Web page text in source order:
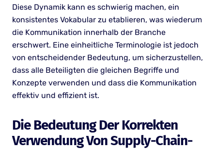
Diese Dynamik kann es schwierig machen, ein
konsistentes Vokabular zu etablieren, was wiederum
die Kommunikation innerhalb der Branche
erschwert. Eine einheitliche Terminologie ist jedoch
von entscheidender Bedeutung, um sicherzustellen,
dass alle Beteiligten die gleichen Begriffe und
Konzepte verwenden und dass die Kommunikation
effektiv und effizient ist.
Die Bedeutung Der Korrekten
Verwendung Von Supply-Chain-